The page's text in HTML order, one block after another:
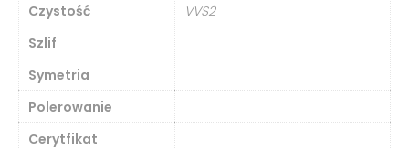
Czystość
VVS2
Szlif
Symetria
Polerowanie
Cerytfikat